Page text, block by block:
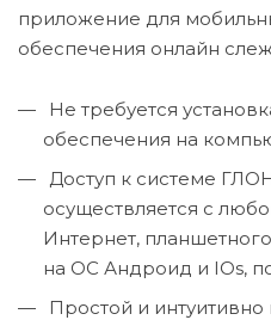
приложение для
обеспечения онлайн
Не требуется
обеспечения на
Доступ к системе
осуществляется с
Интернет,
на ОС Андроид и IOs,
Простой и